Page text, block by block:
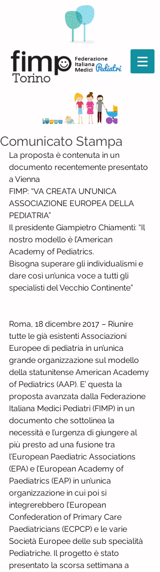
Torino
Comunicato Stampa
La proposta è contenuta in un
documento recentemente presentato
a Vienna
FIMP: “VA CREATA UN’UNICA
ASSOCIAZIONE EUROPEA DELLA
PEDIATRIA”
Il presidente Giampietro Chiamenti: “Il
nostro modello è l’American
Academy of Pediatrics.
Bisogna superare gli individualismi e
dare così un’unica voce a tutti gli
specialisti del Vecchio Continente”
Roma, 18 dicembre 2017 – Riunire
tutte le già esistenti Associazioni
Europee di pediatria in un’unica
grande organizzazione sul modello
della statunitense American Academy
of Pediatrics (AAP). E’ questa la
proposta avanzata dalla Federazione
Italiana Medici Pediatri (FIMP) in un
documento che sottolinea la
necessità e l’urgenza di giungere al
più presto ad una fusione tra
l’European Paediatric Associations
(EPA) e l’European Academy of
Paediatrics (EAP) in un’unica
organizzazione in cui poi si
integrerebbero l’European
Confederation of Primary Care
Paediatricians (ECPCP) e le varie
Società Europee delle sub specialità
Pediatriche. Il progetto è stato
presentato la scorsa settimana a